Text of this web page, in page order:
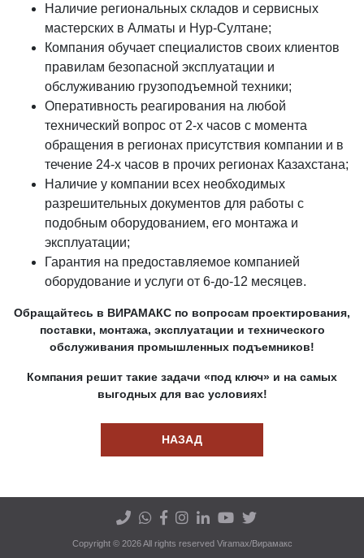
Наличие региональных складов и сервисных
мастерских в Алматы и Нур-Султане;
Компания обучает специалистов своих клиентов
правилам безопасной эксплуатации и
обслуживанию грузоподъемной техники;
Оперативность реагирования на любой
технический вопрос от 2-х часов с момента
обращения в регионах присутствия компании и в
течение 24-х часов в прочих регионах Казахстана;
Наличие у компании всех необходимых
разрешительных документов для работы с
подобным оборудованием, его монтажа и
эксплуатации;
Гарантия на предоставляемое компанией
оборудование и услуги от 6-до-12 месяцев.
Обращайтесь в ВИРАМАКС по вопросам проектирования,
поставки, монтажа, эксплуатации и технического
обслуживания промышленных подъемников!
Компания решит такие задачи «под ключ» и на самых
выгодных для вас условиях!
НАЗАД
Copyright © 2026 All rights reserved Viramax/Вирамакс